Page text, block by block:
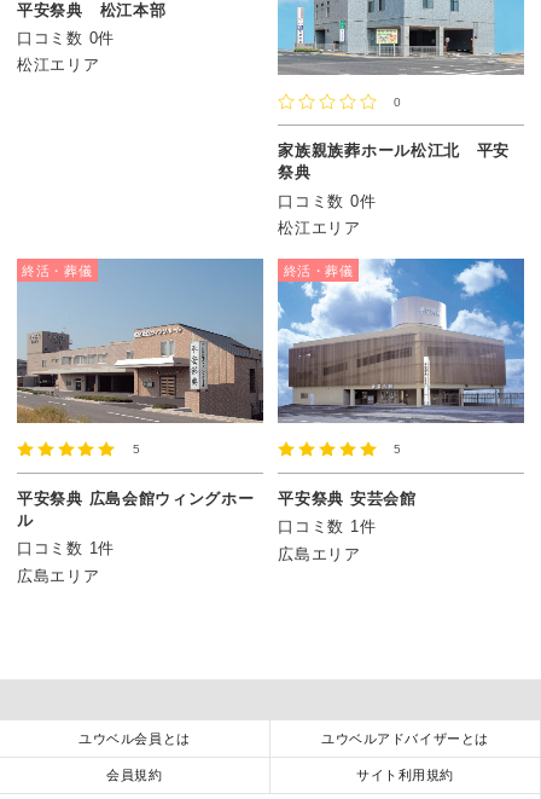
平安祭典 松江本部
口コミ数 0件
松江エリア
0
家族親族葬ホール松江北 平安
祭典
口コミ数 0件
松江エリア
終活・葬儀
5
平安祭典 広島会館ウィングホー
ル
口コミ数 1件
広島エリア
終活・葬儀
5
平安祭典 安芸会館
口コミ数 1件
広島エリア
ユウベル会員とは ユウベルアドバイザーとは
会員規約 サイト利用規約